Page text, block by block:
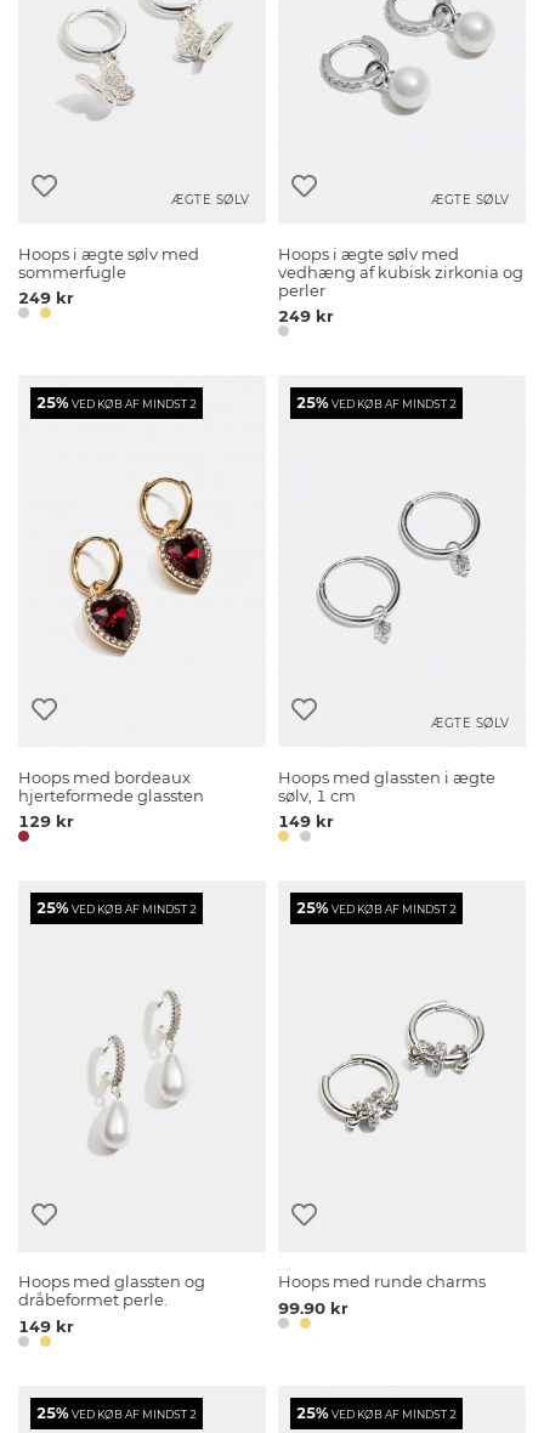
ÆGTE SØLV
Hoops i ægte sølv med
sommerfugle
249 kr
ÆGTE SØLV
Hoops i ægte sølv med
vedhæng af kubisk zirkonia og
perler
249 kr
25%VED KØB AF MINDST 2
Hoops med bordeaux
hjerteformede glassten
129 kr
25%VED KØB AF MINDST 2
ÆGTE SØLV
Hoops med glassten i ægte
sølv, 1 cm
149 kr
25%VED KØB AF MINDST 2
Hoops med glassten og
dråbeformet perle.
149 kr
25%VED KØB AF MINDST 2
Hoops med runde charms
99.90 kr
25%VED KØB AF MINDST 2 25%VED KØB AF MINDST 2